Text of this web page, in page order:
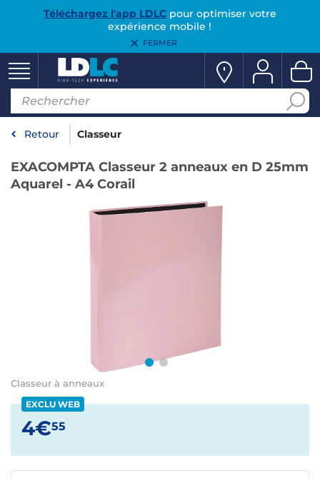
Téléchargez l'app LDLCpour optimiser votre
expérience mobile !
FERMER
Retour Classeur
EXACOMPTA Classeur 2 anneaux en D 25mm
Aquarel - A4 Corail
Classeur à anneaux
EXCLU WEB
4€55